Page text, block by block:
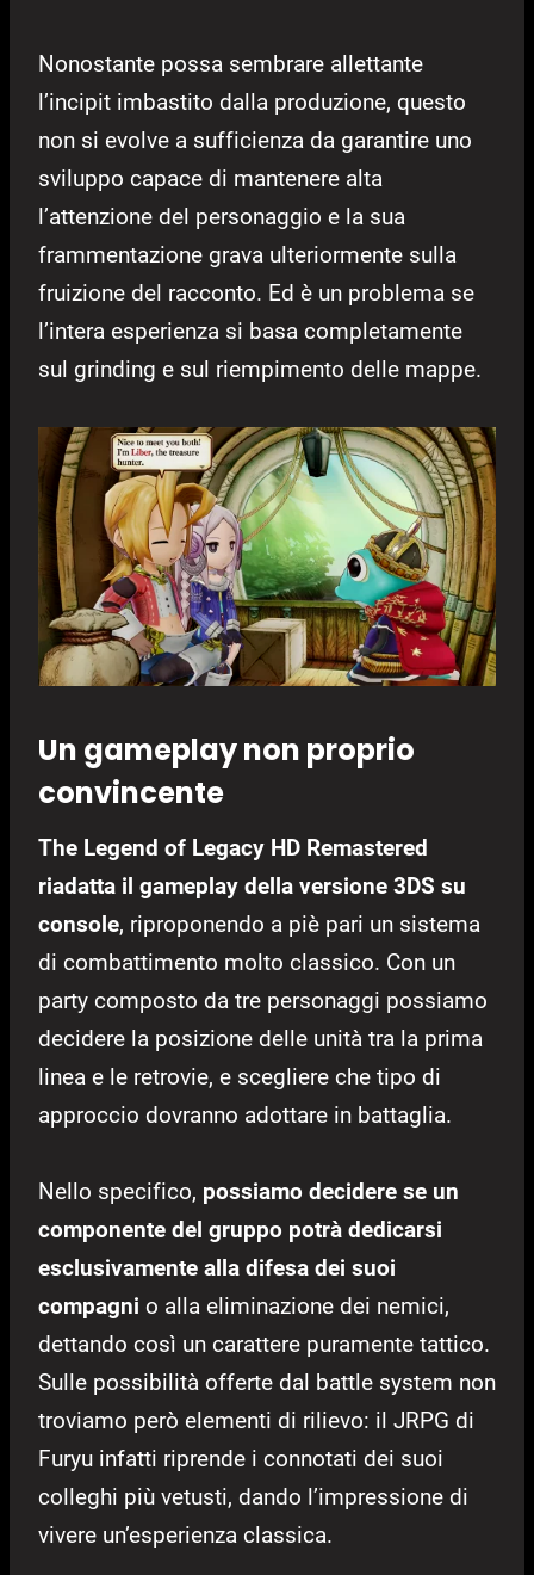
Nonostante possa sembrare allettante
l’incipit imbastito dalla produzione, questo
non si evolve a sufficienza da garantire uno
sviluppo capace di mantenere alta
l’attenzione del personaggio e la sua
frammentazione grava ulteriormente sulla
fruizione del racconto. Ed è un problema se
l’intera esperienza si basa completamente
sul grinding e sul riempimento delle mappe.
Un gameplay non proprio
convincente
The Legend of Legacy HD Remastered
riadatta il gameplay della versione 3DS su
console, riproponendo a piè pari un sistema
di combattimento molto classico. Con un
party composto da tre personaggi possiamo
decidere la posizione delle unità tra la prima
linea e le retrovie, e scegliere che tipo di
approccio dovranno adottare in battaglia.
Nello specifico, possiamo decidere se un
componente del gruppo potrà dedicarsi
esclusivamente alla difesa dei suoi
compagni o alla eliminazione dei nemici,
dettando così un carattere puramente tattico.
Sulle possibilità offerte dal battle system non
troviamo però elementi di rilievo: il JRPG di
Furyu infatti riprende i connotati dei suoi
colleghi più vetusti, dando l’impressione di
vivere un’esperienza classica.